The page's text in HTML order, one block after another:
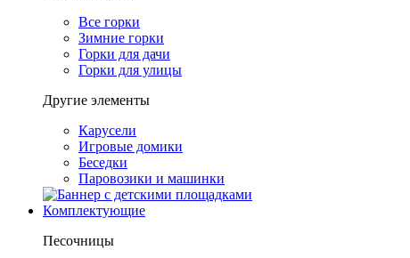
Все горки
Зимние горки
Горки для дачи
Горки для улицы
Другие элементы
Карусели
Игровые домики
Беседки
Паровозики и машинки
Комплектующие
Песочницы